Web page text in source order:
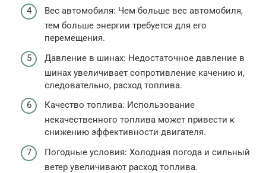
Вес автомобиля: Чем больше вес автомобиля,
тем больше энергии требуется для его
перемещения.
Давление в шинах: Недостаточное давление в
шинах увеличивает сопротивление качению и,
следовательно, расход топлива.
Качество топлива: Использование
некачественного топлива может привести к
снижению эффективности двигателя.
Погодные условия: Холодная погода и сильный
ветер увеличивают расход топлива.